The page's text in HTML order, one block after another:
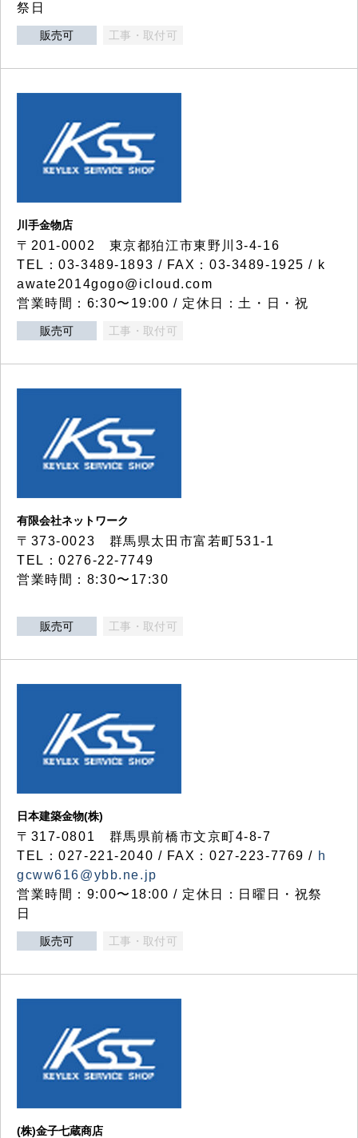
祭日
販売可 工事・取付可
川手金物店
〒201-0002 東京都狛江市東野川3-4-16
TEL：03-3489-1893 / FAX：03-3489-1925 / k
awate2014gogo@icloud.com
営業時間：6:30〜19:00 / 定休日：土・日・祝
販売可 工事・取付可
有限会社ネットワーク
〒373-0023 群馬県太田市富若町531-1
TEL：0276-22-7749
営業時間：8:30〜17:30
販売可 工事・取付可
日本建築金物(株)
〒317‐0801 群馬県前橋市文京町4-8-7
TEL：027-221-2040 / FAX：027-223-7769 / h
gcww616@ybb.ne.jp
営業時間：9:00〜18:00 / 定休日：日曜日・祝祭
日
販売可 工事・取付可
(株)金子七蔵商店